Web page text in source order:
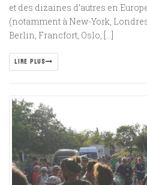
et des dizaines d’autres en
(notamment à New-York,
Berlin, Francfort, Oslo, […]
LIRE PLUS